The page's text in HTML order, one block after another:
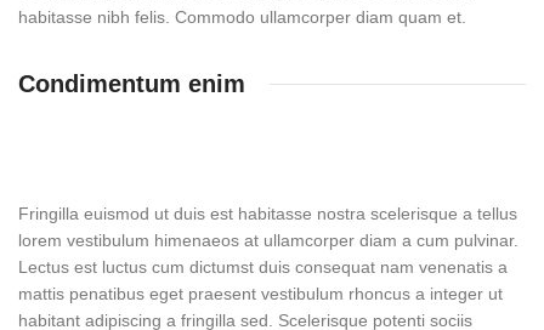
habitasse nibh felis. Commodo ullamcorper diam quam et.
Condimentum enim
Fringilla euismod ut duis est habitasse nostra scelerisque a tellus
lorem vestibulum himenaeos at ullamcorper diam a cum pulvinar.
Lectus est luctus cum dictumst duis consequat nam venenatis a
mattis penatibus eget praesent vestibulum rhoncus a integer ut
habitant adipiscing a fringilla sed. Scelerisque potenti sociis